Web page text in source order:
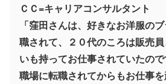
ＣＣ=キャリアコンサルタント
「窪田さんは、好きなお洋服の
職されて、２０代のころは販売
いも持ってお仕事されていたの
職場に転職されてからもお仕事